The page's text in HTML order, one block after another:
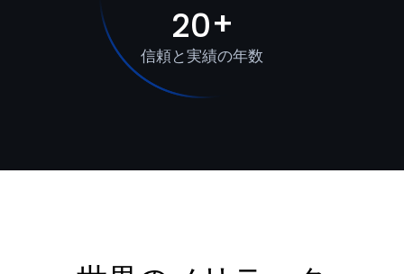
20+
信頼と実績の年数